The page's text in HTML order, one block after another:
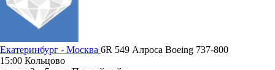
Екатеринбург - Москва 6R 549 Алроса Boeing 737-800
15:00 Кольцово